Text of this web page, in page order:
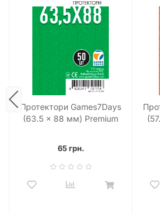
Протектори Games7Days
(63.5 x 88 мм) Premium
65 грн.